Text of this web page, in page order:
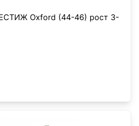
Oxford (44-46) рост 3-